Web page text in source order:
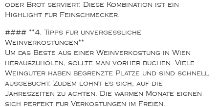
oder Brot serviert. Diese Kombination ist ein
Highlight fur Feinschmecker.
#### **4. Tipps fur unvergessliche
Weinverkostungen**
Um das Beste aus einer Weinverkostung in Wien
herauszuholen, sollte man vorher buchen. Viele
Weinguter haben begrenzte Platze und sind schnell
ausgebucht. Zudem lohnt es sich, auf die
Jahreszeiten zu achten. Die warmen Monate eignen
sich perfekt fur Verkostungen im Freien.